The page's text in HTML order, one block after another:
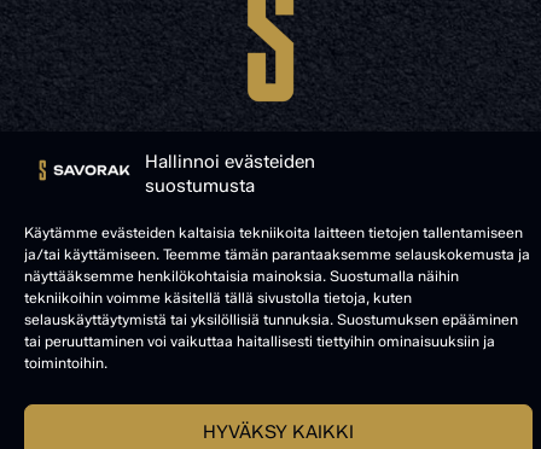
Hallinnoi evästeiden
suostumusta
Käytämme evästeiden kaltaisia tekniikoita laitteen tietojen tallentamiseen
ja/tai käyttämiseen. Teemme tämän parantaaksemme selauskokemusta ja
näyttääksemme henkilökohtaisia mainoksia. Suostumalla näihin
tekniikoihin voimme käsitellä tällä sivustolla tietoja, kuten
selauskäyttäytymistä tai yksilöllisiä tunnuksia. Suostumuksen epääminen
tai peruuttaminen voi vaikuttaa haitallisesti tiettyihin ominaisuuksiin ja
toimintoihin.
HYVÄKSY KAIKKI
© SAVORAK 2025